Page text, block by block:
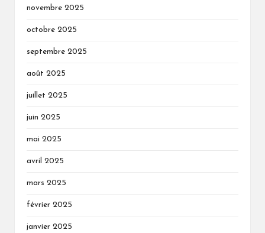
novembre 2025
octobre 2025
septembre 2025
août 2025
juillet 2025
juin 2025
mai 2025
avril 2025
mars 2025
février 2025
janvier 2025